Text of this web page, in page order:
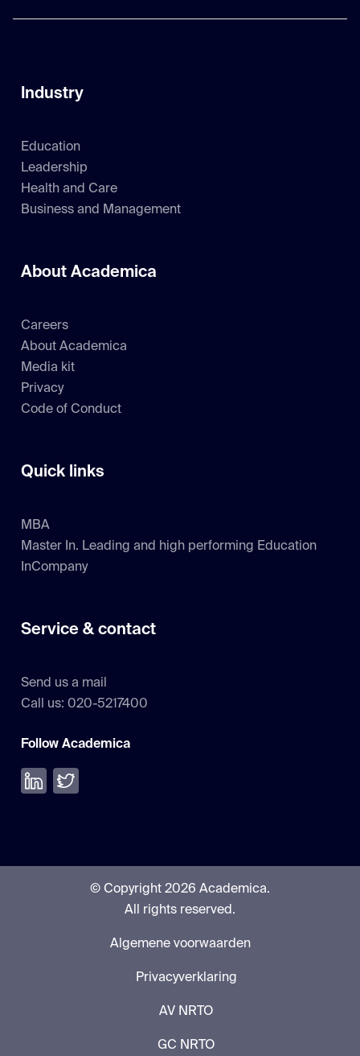
Industry
Education
Leadership
Health and Care
Business and Management
About Academica
Careers
About Academica
Media kit
Privacy
Code of Conduct
Quick links
MBA
Master In. Leading and high performing Education
InCompany
Service & contact
Send us a mail
Call us: 020-5217400
Follow Academica
Volg ons op LinkedIn
Volg ons op Twitter
© Copyright 2026 Academica.
All rights reserved.
Algemene voorwaarden
Privacyverklaring
AV NRTO
GC NRTO